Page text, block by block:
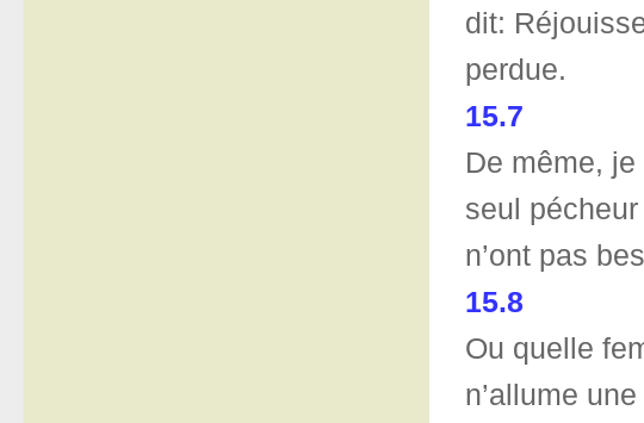
dit:
perdue.
15.7
De même,
seul
n’ont pas
15.8
Ou quelle
n’allume